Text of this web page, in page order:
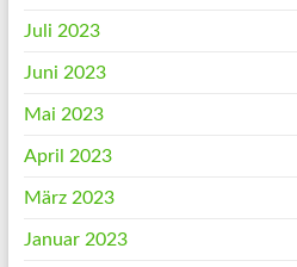
Juli 2023
Juni 2023
Mai 2023
April 2023
März 2023
Januar 2023